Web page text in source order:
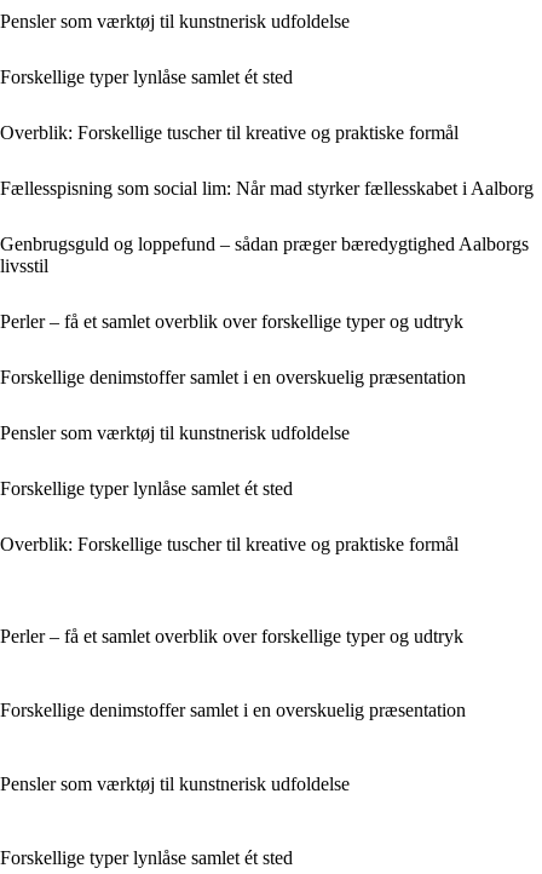
Pensler som værktøj til kunstnerisk udfoldelse
Forskellige typer lynlåse samlet ét sted
Overblik: Forskellige tuscher til kreative og praktiske formål
Fællesspisning som social lim: Når mad styrker fællesskabet i Aalborg
Genbrugsguld og loppefund – sådan præger bæredygtighed Aalborgs
livsstil
Perler – få et samlet overblik over forskellige typer og udtryk
Forskellige denimstoffer samlet i en overskuelig præsentation
Pensler som værktøj til kunstnerisk udfoldelse
Forskellige typer lynlåse samlet ét sted
Overblik: Forskellige tuscher til kreative og praktiske formål
Perler – få et samlet overblik over forskellige typer og udtryk
Forskellige denimstoffer samlet i en overskuelig præsentation
Pensler som værktøj til kunstnerisk udfoldelse
Forskellige typer lynlåse samlet ét sted